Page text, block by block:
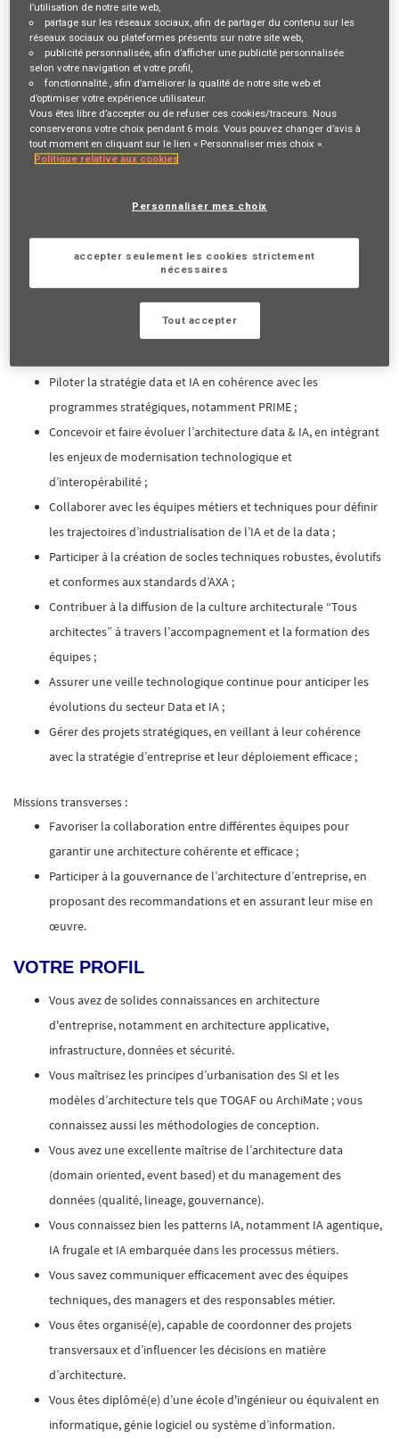
Rejoignez AXA, où vous participerez à la réorganisation du
département d’architecture d’entreprise, dans un contexte de
transformation accélérée.
L’équipe porte l’architecture data & IA sur plusieurs programmes
stratégiques, notamment dans le cadre du programme PRIME.
Ce programme de transformation d’envergure vise à moderniser les
systèmes d’information, à faire évoluer l’architecture IT et à intégrer
la culture architecturale “Tous architectes”.
En tant qu’architecte d'entreprise Data et IA (F/H), vos principales
Piloter la stratégie data et IA en cohérence avec les
programmes stratégiques, notamment PRIME ;
Concevoir et faire évoluer l’architecture data & IA, en intégrant
les enjeux de modernisation technologique et
d’interopérabilité ;
Collaborer avec les équipes métiers et techniques pour définir
les trajectoires d’industrialisation de l’IA et de la data ;
Participer à la création de socles techniques robustes, évolutifs
et conformes aux standards d’AXA ;
Contribuer à la diffusion de la culture architecturale “Tous
architectes” à travers l’accompagnement et la formation des
équipes ;
Assurer une veille technologique continue pour anticiper les
évolutions du secteur Data et IA ;
Gérer des projets stratégiques, en veillant à leur cohérence
avec la stratégie d’entreprise et leur déploiement efficace ;
Missions transverses :
Favoriser la collaboration entre différentes équipes pour
garantir une architecture cohérente et efficace ;
Participer à la gouvernance de l’architecture d’entreprise, en
proposant des recommandations et en assurant leur mise en
œuvre.
VOTRE PROFIL
Vous avez de solides connaissances en architecture
d'entreprise, notamment en architecture applicative,
infrastructure, données et sécurité.
Vous maîtrisez les principes d’urbanisation des SI et les
modèles d’architecture tels que TOGAF ou ArchiMate ; vous
connaissez aussi les méthodologies de conception.
Vous avez une excellente maîtrise de l’architecture data
(domain oriented, event based) et du management des
données (qualité, lineage, gouvernance).
Vous connaissez bien les patterns IA, notamment IA agentique,
IA frugale et IA embarquée dans les processus métiers.
Vous savez communiquer efficacement avec des équipes
techniques, des managers et des responsables métier.
Vous êtes organisé(e), capable de coordonner des projets
transversaux et d’influencer les décisions en matière
d’architecture.
Vous êtes diplômé(e) d’une école d'ingénieur ou équivalent en
informatique, génie logiciel ou système d’information.
l’utilisation de notre site web,
partage sur les réseaux sociaux, afin de partager du contenu sur les
réseaux sociaux ou plateformes présents sur notre site web,
publicité personnalisée, afin d’afficher une publicité personnalisée
selon votre navigation et votre profil,
fonctionnalité , afin d’améliorer la qualité de notre site web et
d’optimiser votre expérience utilisateur.
Vous êtes libre d’accepter ou de refuser ces cookies/traceurs. Nous
conserverons votre choix pendant 6 mois. Vous pouvez changer d’avis à
tout moment en cliquant sur le lien « Personnaliser mes choix ».
Politique relative aux cookies
Personnaliser mes choix
accepter seulement les cookies strictement
nécessaires
Tout accepter